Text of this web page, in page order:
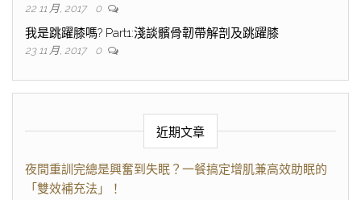
22 11 月, 2017 0
我是跳躍膝嗎? Part1:淺談髕骨韌帶解剖及跳躍膝
23 11 月, 2017 0
近期文章
夜間重訓完總是興奮到失眠？一餐搞定增肌兼高效助眠的
「雙效補充法」！